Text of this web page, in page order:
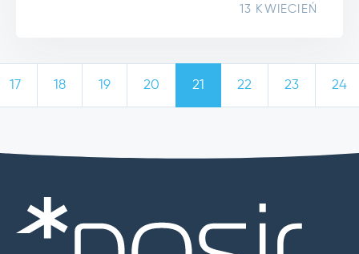
13 KWIECIEŃ
17 18 19 20 21 22 23 24